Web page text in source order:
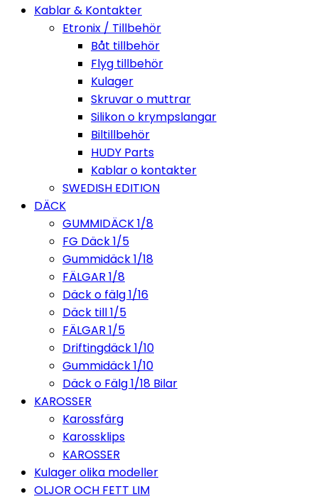
Kablar & Kontakter
Etronix / Tillbehör
Båt tillbehör
Flyg tillbehör
Kulager
Skruvar o muttrar
Silikon o krympslangar
Biltillbehör
HUDY Parts
Kablar o kontakter
SWEDISH EDITION
DÄCK
GUMMIDÄCK 1/8
FG Däck 1/5
Gummidäck 1/18
FÄLGAR 1/8
Däck o fälg 1/16
Däck till 1/5
FÄLGAR 1/5
Driftingdäck 1/10
Gummidäck 1/10
Däck o Fälg 1/18 Bilar
KAROSSER
Karossfärg
Karossklips
KAROSSER
Kulager olika modeller
OLJOR OCH FETT LIM